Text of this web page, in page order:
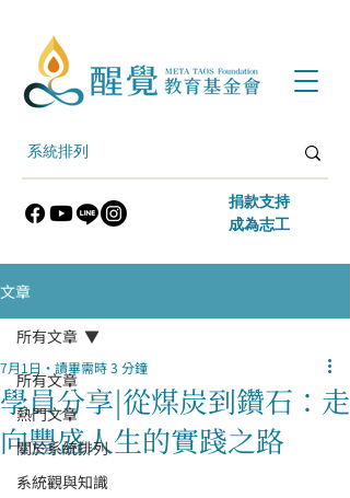
​捐款支持
​成為志工
文章
所有文章
熱門文章
關於系統排列
系統觀與知識
所有文章
學員分享|從煤炭到鑽石：走
向豐盛人生的實踐之路
7月1日 讀畢需時 3 分鐘